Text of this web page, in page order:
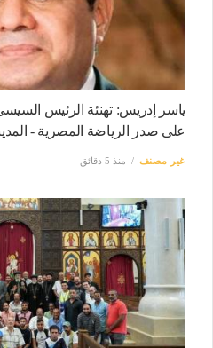
ياسر إدريس: تهنئة الرئيس
على صدر الرياضة المصرية -
غير مصنف منذ 5 دقائق